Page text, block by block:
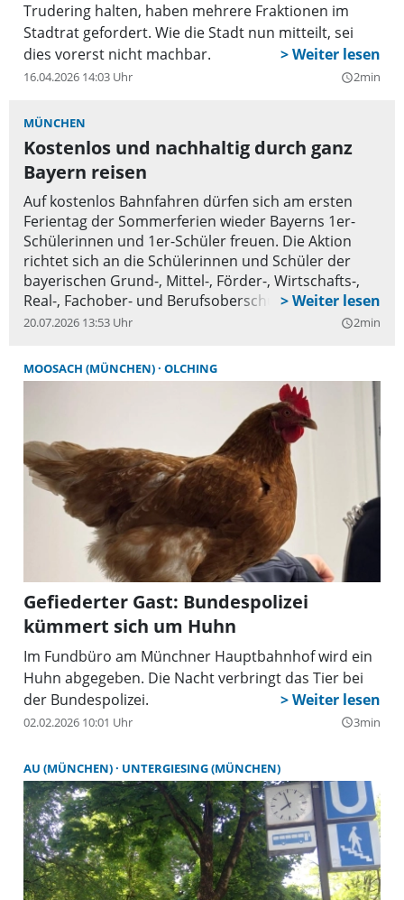
Trudering halten, haben mehrere Fraktionen im
Stadtrat gefordert. Wie die Stadt nun mitteilt, sei
dies vorerst nicht machbar.
16.04.2026 14:03 Uhr query_builder2min
MÜNCHEN
Kostenlos und nachhaltig durch ganz
Bayern reisen
Auf kostenlos Bahnfahren dürfen sich am ersten
Ferientag der Sommerferien wieder Bayerns 1er-
Schülerinnen und 1er-Schüler freuen. Die Aktion
richtet sich an die Schülerinnen und Schüler der
bayerischen Grund-, Mittel-, Förder-, Wirtschafts-,
Real-, Fachober- und Berufsoberschulen sowie
Gymnasien mit einer „Eins“, einem „Sehr gut“, einer
einem sehr guten Verbalgutachten.
20.07.2026 13:53 Uhr query_builder2min
MOOSACH (MÜNCHEN) OLCHING
Gefiederter Gast: Bundespolizei
kümmert sich um Huhn
Im Fundbüro am Münchner Hauptbahnhof wird ein
Huhn abgegeben. Die Nacht verbringt das Tier bei
der Bundespolizei.
02.02.2026 10:01 Uhr query_builder3min
AU (MÜNCHEN) UNTERGIESING (MÜNCHEN)